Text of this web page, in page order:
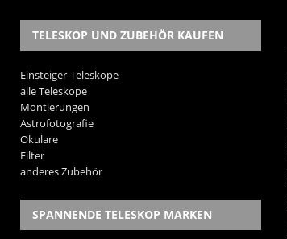
TELESKOP UND ZUBEHÖR KAUFEN
Einsteiger-Teleskope
alle Teleskope
Montierungen
Astrofotografie
Okulare
Filter
anderes Zubehör
SPANNENDE TELESKOP MARKEN